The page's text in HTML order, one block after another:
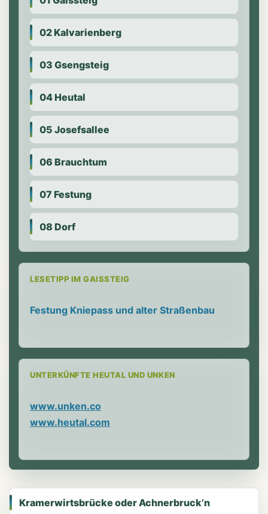
02 Kalvarienberg
03 Gsengsteig
04 Heutal
05 Josefsallee
06 Brauchtum
07 Festung
08 Dorf
LESETIPP IM GAISSTEIG
Festung Kniepass und alter Straßenbau
UNTERKÜNFTE HEUTAL UND UNKEN
www.unken.co
www.heutal.com
Kramerwirtsbrücke oder Achnerbruck’n